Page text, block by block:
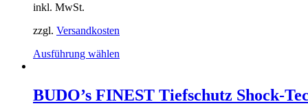
inkl. MwSt.
zzgl. Versandkosten
Ausführung wählen
BUDO’s FINEST Tiefschutz Shock-